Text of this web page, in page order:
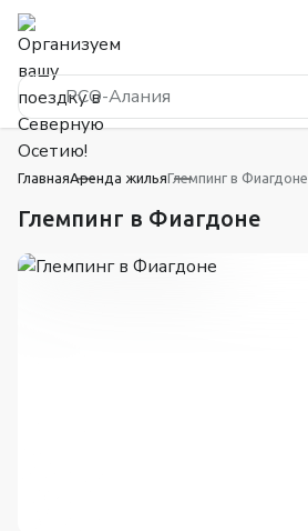
РСО-Алания
ГлавнаяАренда жильяГлемпинг в Фиагдоне
Глемпинг в Фиагдоне